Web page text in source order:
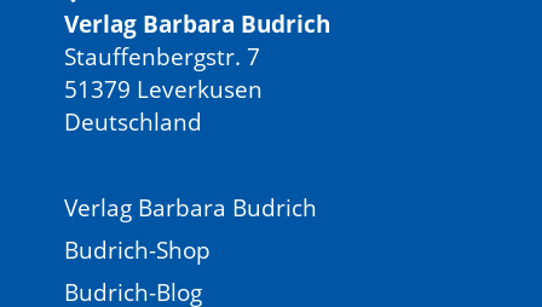
Verlag Barbara Budrich
Stauffenbergstr. 7
51379 Leverkusen
Deutschland
Verlag Barbara Budrich
Budrich-Shop
Budrich-Blog